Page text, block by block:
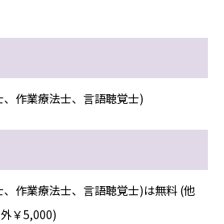
作業療法士、言語聴覚士)
作業療法士、言語聴覚士)は無料 (他
￥5,000)